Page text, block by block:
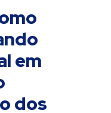
em
dos